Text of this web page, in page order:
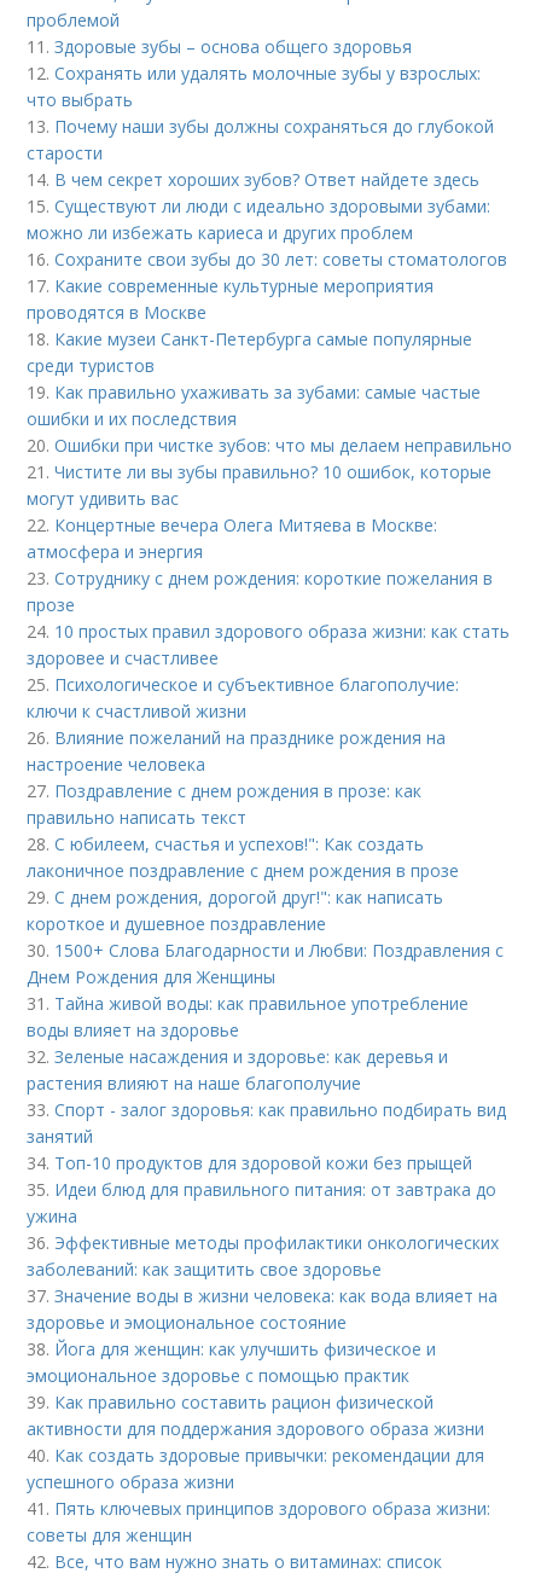
проблемой
11.Здоровые зубы – основа общего здоровья
12.Сохранять или удалять молочные зубы у взрослых:
что выбрать
13. Почему наши зубы должны сохраняться до глубокой
старости
14. В чем секрет хороших зубов? Ответ найдете здесь
15.Существуют ли люди с идеально здоровыми зубами:
можно ли избежать кариеса и других проблем
16.Сохраните свои зубы до 30 лет: советы стоматологов
17. Какие современные культурные мероприятия
проводятся в Москве
18. Какие музеи Санкт-Петербурга самые популярные
среди туристов
19. Как правильно ухаживать за зубами: самые частые
ошибки и их последствия
20.Ошибки при чистке зубов: что мы делаем неправильно
21.Чистите ли вы зубы правильно? 10 ошибок, которые
могут удивить вас
22. Концертные вечера Олега Митяева в Москве:
атмосфера и энергия
23.Сотруднику с днем рождения: короткие пожелания в
прозе
24. 10 простых правил здорового образа жизни: как стать
здоровее и счастливее
25. Психологическое и субъективное благополучие:
ключи к счастливой жизни
26. Влияние пожеланий на празднике рождения на
настроение человека
27. Поздравление с днем рождения в прозе: как
правильно написать текст
28.С юбилеем, счастья и успехов!": Как создать
лаконичное поздравление с днем рождения в прозе
29.С днем рождения, дорогой друг!": как написать
короткое и душевное поздравление
30. 1500+ Слова Благодарности и Любви: Поздравления с
Днем Рождения для Женщины
31. Тайна живой воды: как правильное употребление
воды влияет на здоровье
32.Зеленые насаждения и здоровье: как деревья и
растения влияют на наше благополучие
33.Спорт - залог здоровья: как правильно подбирать вид
занятий
34. Топ-10 продуктов для здоровой кожи без прыщей
35. Идеи блюд для правильного питания: от завтрака до
ужина
36. Эффективные методы профилактики онкологических
заболеваний: как защитить свое здоровье
37.Значение воды в жизни человека: как вода влияет на
здоровье и эмоциональное состояние
38. Йога для женщин: как улучшить физическое и
эмоциональное здоровье с помощью практик
39. Как правильно составить рацион физической
активности для поддержания здорового образа жизни
40. Как создать здоровые привычки: рекомендации для
успешного образа жизни
41. Пять ключевых принципов здорового образа жизни:
советы для женщин
42. Все, что вам нужно знать о витаминах: список